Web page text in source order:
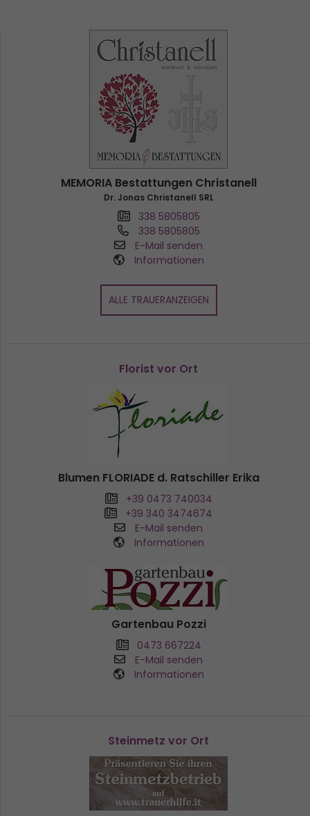
MEMORIA Bestattungen Christanell
Dr. Jonas Christanell SRL
338 5805805
338 5805805
E-Mail senden
Informationen
ALLE TRAUERANZEIGEN
Florist vor Ort
Blumen FLORIADE d. Ratschiller Erika
+39 0473 740034
+39 340 3474674
E-Mail senden
Informationen
Gartenbau Pozzi
0473 667224
E-Mail senden
Informationen
Steinmetz vor Ort